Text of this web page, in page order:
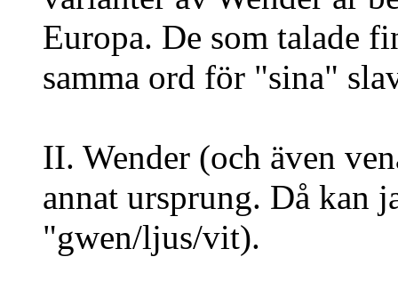
Europa. De som talade
samma ord för "sina"
II. Wender (och även
annat ursprung. Då kan
"gwen/ljus/vit).